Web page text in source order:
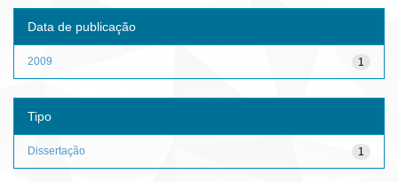
Data de publicação
1
2009
Tipo
1
Dissertação